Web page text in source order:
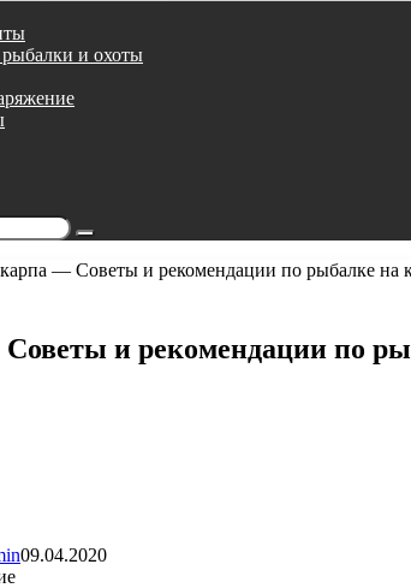
и охоты
Поиск...
— Советы и рекомендации по рыбалке на
и рекомендации по
09.04.2020